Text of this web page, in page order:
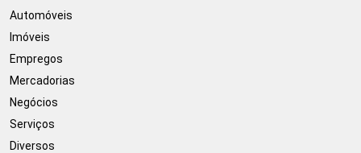
Automóveis
Imóveis
Empregos
Mercadorias
Negócios
Serviços
Diversos